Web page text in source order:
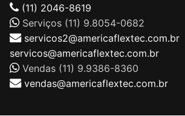
(11) 2046-8619
Serviços (11) 9.8054-0682
servicos2@americaflextec.com.br
servicos@americaflextec.com.br
Vendas (11) 9.9386-8360
vendas@americaflextec.com.br